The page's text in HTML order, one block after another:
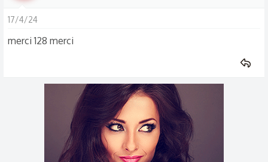
17/4/24
merci 128 merci